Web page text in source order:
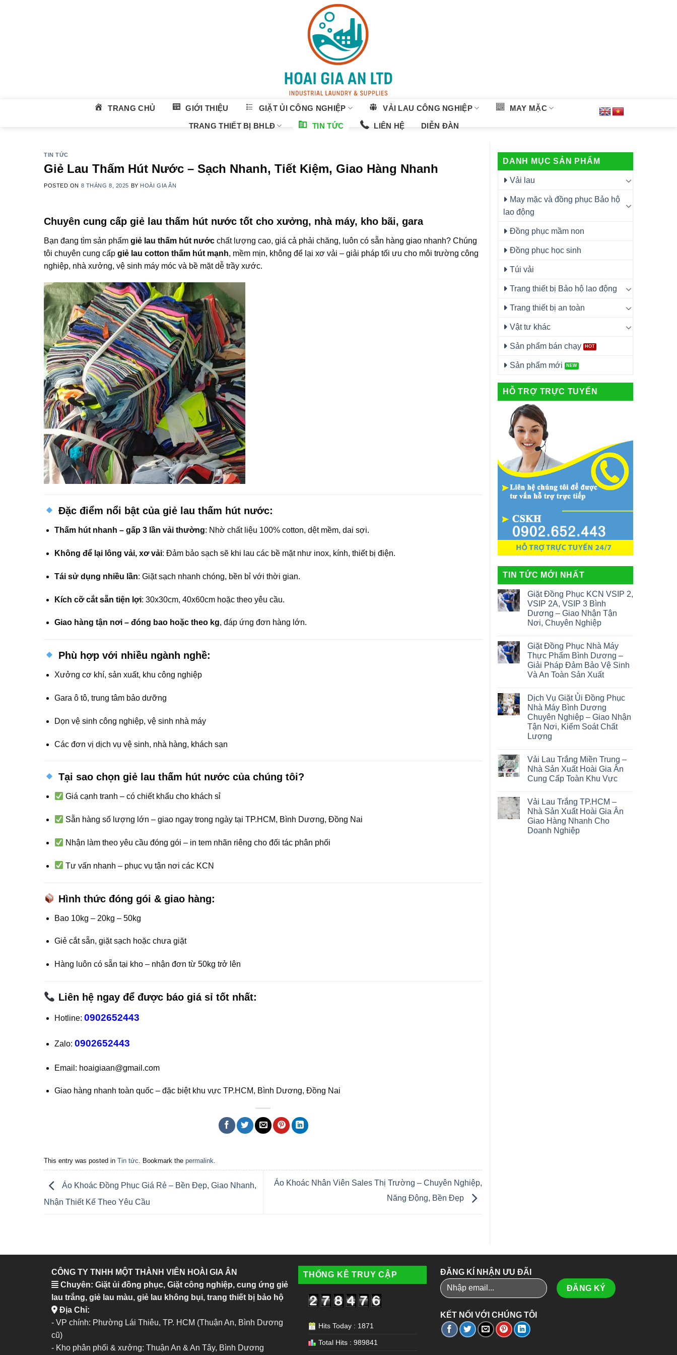
TRANG CHỦ GIỚI THIỆU GIẶT ỦI CÔNG NGHIỆP VẢI LAU CÔNG NGHIỆP MAY MẶC
TRANG THIẾT BỊ BHLĐ TIN TỨC LIÊN HỆ DIỄN ĐÀN
TIN TỨC
Giẻ Lau Thấm Hút Nước – Sạch Nhanh, Tiết Kiệm, Giao Hàng Nhanh
POSTED ON 8 THÁNG 8, 2025 BY HOÀI GIA ÂN
Chuyên cung cấp giẻ lau thấm hút nước tốt cho xưởng, nhà máy, kho bãi, gara
Bạn đang tìm sản phẩm giẻ lau thấm hút nước chất lượng cao, giá cả phải chăng, luôn có sẵn hàng giao nhanh? Chúng
tôi chuyên cung cấp giẻ lau cotton thấm hút mạnh, mềm mịn, không để lại xơ vải – giải pháp tối ưu cho môi trường công
nghiệp, nhà xưởng, vệ sinh máy móc và bề mặt dễ trầy xước.
Đặc điểm nổi bật của giẻ lau thấm hút nước:
Thấm hút nhanh – gấp 3 lần vải thường: Nhờ chất liệu 100% cotton, dệt mềm, dai sợi.
Không để lại lông vải, xơ vải: Đảm bảo sạch sẽ khi lau các bề mặt như inox, kính, thiết bị điện.
Tái sử dụng nhiều lần: Giặt sạch nhanh chóng, bền bỉ với thời gian.
Kích cỡ cắt sẵn tiện lợi: 30x30cm, 40x60cm hoặc theo yêu cầu.
Giao hàng tận nơi – đóng bao hoặc theo kg, đáp ứng đơn hàng lớn.
Phù hợp với nhiều ngành nghề:
Xưởng cơ khí, sản xuất, khu công nghiệp
Gara ô tô, trung tâm bảo dưỡng
Dọn vệ sinh công nghiệp, vệ sinh nhà máy
Các đơn vị dịch vụ vệ sinh, nhà hàng, khách sạn
Tại sao chọn giẻ lau thấm hút nước của chúng tôi?
Giá cạnh tranh – có chiết khấu cho khách sỉ
Sẵn hàng số lượng lớn – giao ngay trong ngày tại TP.HCM, Bình Dương, Đồng Nai
Nhận làm theo yêu cầu đóng gói – in tem nhãn riêng cho đối tác phân phối
Tư vấn nhanh – phục vụ tận nơi các KCN
Hình thức đóng gói & giao hàng:
Bao 10kg – 20kg – 50kg
Giẻ cắt sẵn, giặt sạch hoặc chưa giặt
Hàng luôn có sẵn tại kho – nhận đơn từ 50kg trở lên
Liên hệ ngay để được báo giá sỉ tốt nhất:
Hotline: 0902652443
Zalo: 0902652443
Email: hoaigiaan@gmail.com
Giao hàng nhanh toàn quốc – đặc biệt khu vực TP.HCM, Bình Dương, Đồng Nai
This entry was posted in Tin tức . Bookmark the permalink
Áo Khoác Đồng Phục Giá Rẻ – Bền Đẹp, Giao Nhanh,
Nhận Thiết Kế Theo Yêu Cầu
Áo Khoác Nhân Viên Sales Thị Trường – Chuyên Nghiệp,
Năng Động, Bền Đẹp
DANH MỤC SẢN PHẨM
Vải lau
May mặc và đồng phục Bảo hộ
lao động
Đồng phục mầm non
Đồng phục học sinh
Túi vải
Trang thiết bị Bảo hộ lao động
Trang thiết bị an toàn
Vật tư khác
Sản phẩm bán chạy
Sản phẩm mới
HỖ TRỢ TRỰC TUYẾN
TIN TỨC MỚI NHẤT
Giặt Đồng Phục KCN VSIP 2,
VSIP 2A, VSIP 3 Bình
Dương – Giao Nhận Tận
Nơi, Chuyên Nghiệp
Giặt Đồng Phục Nhà Máy
Thực Phẩm Bình Dương –
Giải Pháp Đảm Bảo Vệ Sinh
Và An Toàn Sản Xuất
Dịch Vụ Giặt Ủi Đồng Phục
Nhà Máy Bình Dương
Chuyên Nghiệp – Giao Nhận
Tận Nơi, Kiểm Soát Chất
Lượng
Vải Lau Trắng Miền Trung –
Nhà Sản Xuất Hoài Gia Ân
Cung Cấp Toàn Khu Vực
Vải Lau Trắng TP.HCM –
Nhà Sản Xuất Hoài Gia Ân
Giao Hàng Nhanh Cho
Doanh Nghiệp
CÔNG TY TNHH MỘT THÀNH VIÊN HOÀI GIA ÂN
Chuyên: Giặt ủi đồng phục, Giặt công nghiệp, cung ứng giẻ
lau trắng, giẻ lau màu, giẻ lau không bụi, trang thiết bị bảo hộ
Địa Chỉ:
- VP chính: Phường Lái Thiêu, TP. HCM (Thuận An, Bình Dương
cũ)
- Kho phân phối & xưởng: Thuận An & An Tây, Bình Dương
THỐNG KÊ TRUY CẬP
Hits Today : 1871
Total Hits : 989841
ĐĂNG KÍ NHẬN ƯU ĐÃI
KẾT NỐI VỚI CHÚNG TÔI